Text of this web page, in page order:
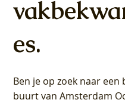
es.
Ben je op zoek naar
buurt van Amsterdam